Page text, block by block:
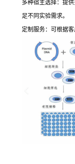
多种宿主选择：提
足不同实验需求。
定制服务：可根据